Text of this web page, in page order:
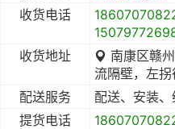
收货电话
收货地址
南康区赣
流隔壁，左
配送服务
配送、安装
提货电话